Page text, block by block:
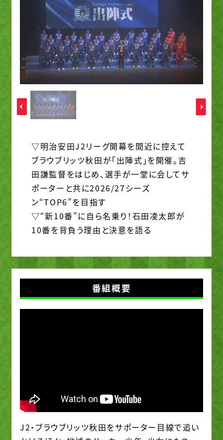
▽明治安田J2リーグ開幕を間近に控えて
ブラウブリッツ秋田が「出陣式」を開催。吉
田謙監督をはじめ、選手が一堂に会してサ
ポーターと共に2026/27シーズ
ン“TOP6”を目指す
▽“新10番”に自ら名乗り！石田凌太郎が
10番を背負う理由と決意を語る
番組概要
J2・ブラウブリッツ秋田をサポーター目線で追い